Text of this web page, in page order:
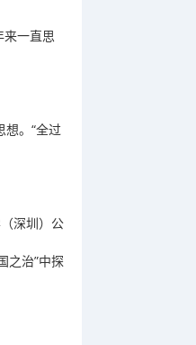
来一直思
想。“全过
深圳）公
之治”中探